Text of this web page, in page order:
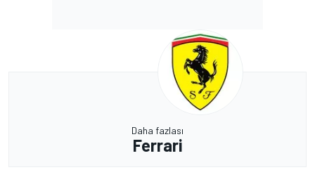
Daha fazlası
Ferrari